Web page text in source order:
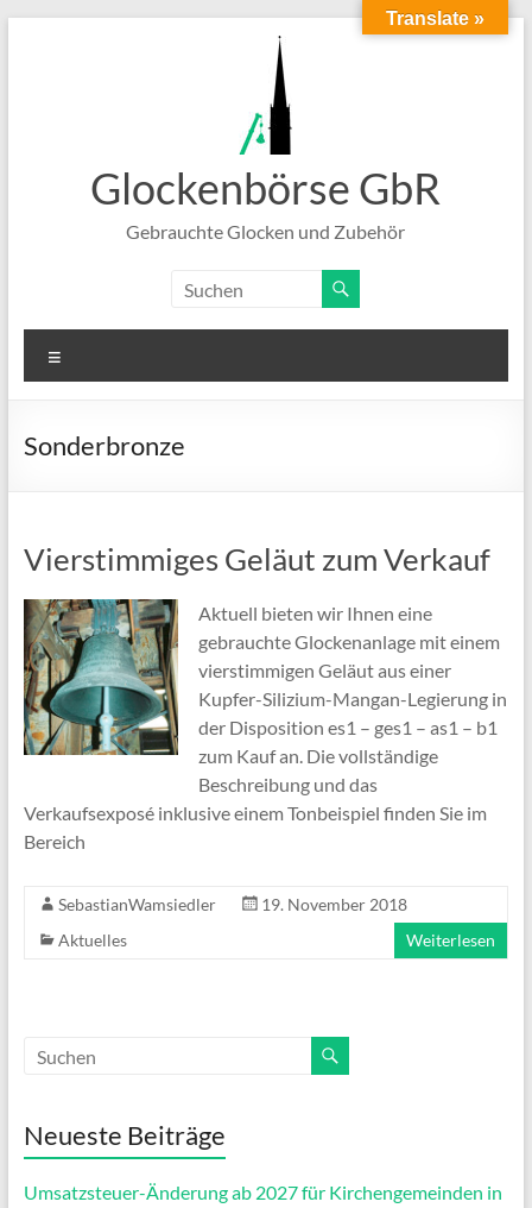
Glockenbörse GbR
Gebrauchte Glocken und Zubehör
Sonderbronze
Vierstimmiges Geläut zum Verkauf
Aktuell bieten wir Ihnen eine
gebrauchte Glockenanlage mit einem
vierstimmigen Geläut aus einer
Kupfer-Silizium-Mangan-Legierung in
der Disposition es1 – ges1 – as1 – b1
zum Kauf an. Die vollständige
Beschreibung und das
Verkaufsexposé inklusive einem Tonbeispiel finden Sie im
Bereich
SebastianWamsiedler
19. November 2018
Aktuelles
Weiterlesen
Neueste Beiträge
Umsatzsteuer-Änderung ab 2027 für Kirchengemeinden in
Translate »